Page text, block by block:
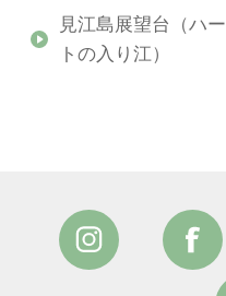
見江島展望台（ハー
トの入り江）